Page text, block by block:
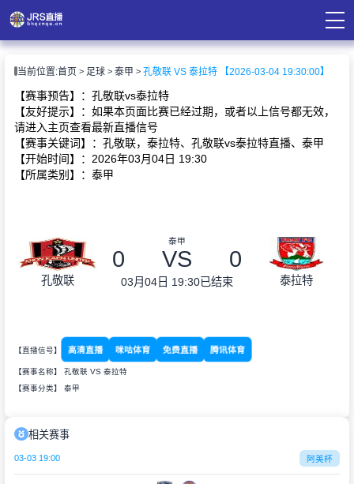
播
讯
当前位置:首页 足球 泰甲 孔敬联 VS 泰拉特 【2026-03-04 19:30:00】
【赛事预告】：孔敬联vs泰拉特
【友好提示】：如果本页面比赛已经过期，或者以上信号都无效，
请进入主页查看最新直播信号
【赛事关键词】：孔敬联，泰拉特、孔敬联vs泰拉特直播、泰甲
【开始时间】：2026年03月04日 19:30
【所属类别】：泰甲
孔敬联
泰甲
0 VS 0
03月04日 19:30已结束 泰拉特
【直播信号】 高清直播 咪咕体育 免费直播 腾讯体育
【赛事名称】 孔敬联 VS 泰拉特
【赛事分类】 泰甲
相关赛事
03-03 19:00 阿美杯